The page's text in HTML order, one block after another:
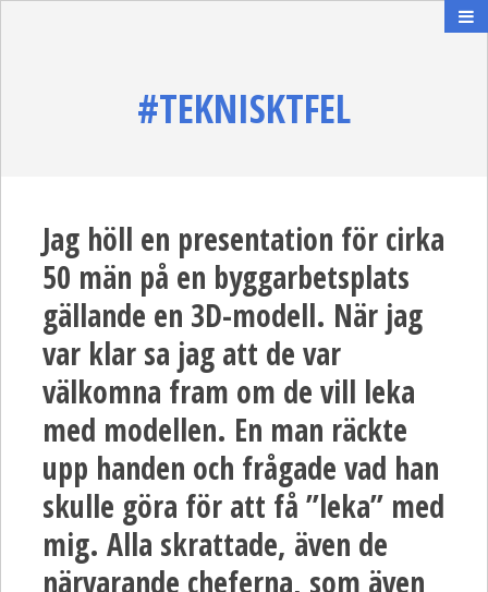
#TEKNISKTFEL
Jag höll en presentation för cirka
50 män på en byggarbetsplats
gällande en 3D-modell. När jag
var klar sa jag att de var
välkomna fram om de vill leka
med modellen. En man räckte
upp handen och frågade vad han
skulle göra för att få ”leka” med
mig. Alla skrattade, även de
närvarande cheferna, som även